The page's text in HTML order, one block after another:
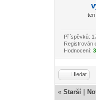
v
Příspěvků:
Registrován
Hodnocení: 3
Hledat
«Starší